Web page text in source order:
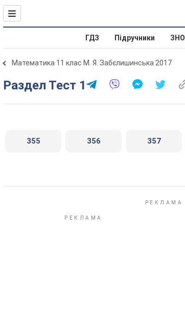
ГДЗ Підручники ЗНО
Математика 11 клас М. Я. Забєлишинська 2017
Раздел Тест 1
355 356 357